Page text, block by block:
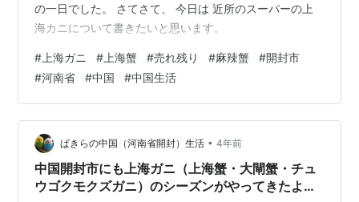
の一日でした。 さてさて、 今日は 近所のスーパーの上
海カニについて書きたいと思います。
# 上海ガニ # 上海蟹 #売れ残り #麻辣蟹 #開封市
#河南省 #中国 #中国生活
ぱきらの中国（河南省開封）生活 • 4年前
中国開封市にも上海ガニ（上海蟹・大閘蟹・チュ
ウゴクモクズガニ）のシーズンがやってきたよう